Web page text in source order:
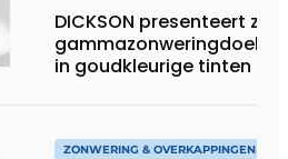
DICKSON presenteert zijn
gammazonweringdoeken
in goudkleurige tinten
ZONWERING & OVERKAPPINGEN